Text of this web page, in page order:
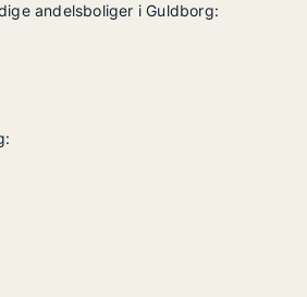
andelsboliger i Guldborg: